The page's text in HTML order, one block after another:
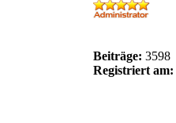
Beiträge: 3598
Registriert am: